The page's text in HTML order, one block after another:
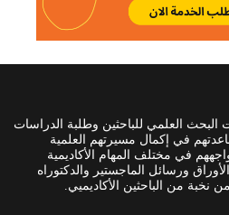
العلمي للباحثين وطلبة الدراسات
في إكمال مسيرتهم العلمية
في مختلف المهام الأكاديمية
ورسائل الماجستير والدكتوراه
من الباحثين الأكاديميي.